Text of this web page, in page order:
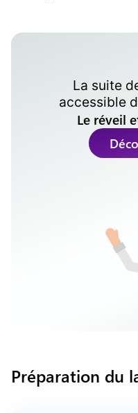
La suite
accessible
Le réveil
Préparation du